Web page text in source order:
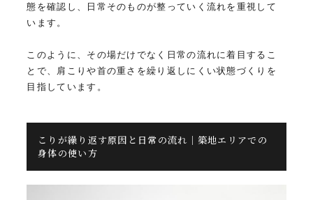
態を確認し、日常そのものが整っていく流れを重視して
います。
このように、その場だけでなく日常の流れに着目するこ
とで、肩こりや首の重さを繰り返しにくい状態づくりを
目指しています。
こりが繰り返す原因と日常の流れ｜築地エリアでの
身体の使い方